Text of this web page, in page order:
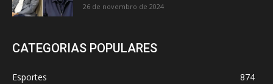
26 de novembro de 2024
CATEGORIAS POPULARES
Esportes
874